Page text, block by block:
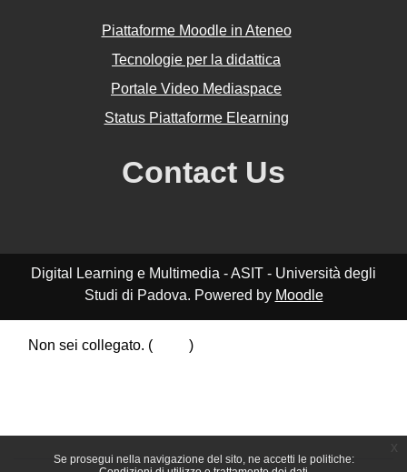
Se prosegui nella navigazione del sito, ne accetti le politiche:
Piattaforme Moodle in Ateneo
Tecnologie per la didattica
Portale Video Mediaspace
Status Piattaforme Elearning
Contact Us
Digital Learning e Multimedia - ASIT - Università degli
Studi di Padova. Powered by Moodle
Non sei collegato. (
)
Passa al tema standard